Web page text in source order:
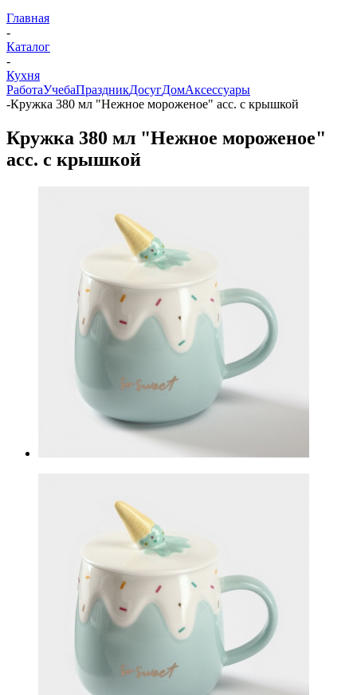
Главная
-
Каталог
-
Кухня
РаботаУчебаПраздникДосугДомАксессуары
-Кружка 380 мл "Нежное мороженое" асс. с крышкой
Кружка 380 мл "Нежное мороженое"
асс. с крышкой